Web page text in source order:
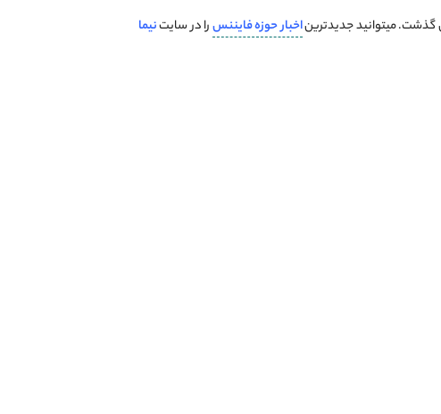
گذشت. میتوانید جدیدتریناخبارحوزهفایننسرا در سایتنیما